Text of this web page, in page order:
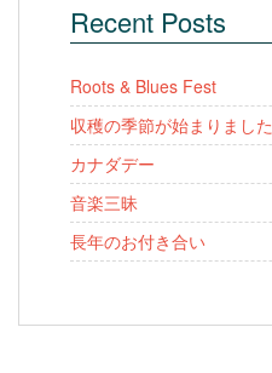
Recent Posts
Roots & Blues Fest
収穫の季節が始まりました
カナダデー
音楽三昧
長年のお付き合い